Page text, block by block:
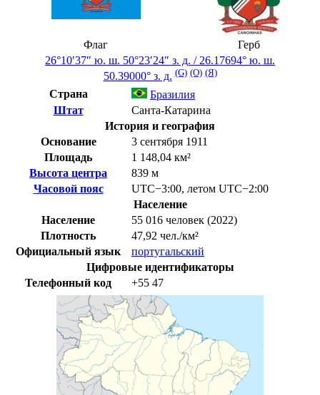
Флаг
Герб
26°10′37″ ю. ш. 50°23′24″ з. д. / 26.17694° ю. ш.
50.39000° з. д. (G) (O) (Я)
Страна
Бразилия
Штат
Санта-Катарина
История и география
Основание
3 сентября 1911
Площадь
1 148,04 км²
Высота центра
839 м
Часовой пояс
UTC−3:00, летом UTC−2:00
Население
Население
55 016 человек (2022)
Плотность
47,92 чел./км²
Официальный язык
португальский
Цифровые идентификаторы
Телефонный код
+55 47